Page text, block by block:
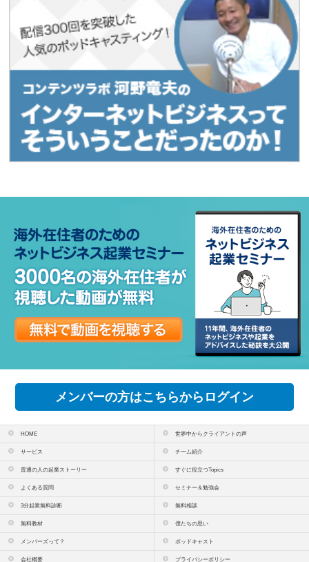
メンバーの方はこちらからログイン
HOME 世界中からクライアントの声
サービス チーム紹介
普通の人の起業ストーリー すぐに役立つTopics
よくある質問 セミナー＆勉強会
3分起業無料診断 無料相談
無料教材 僕たちの思い
メンバーズって？ ポッドキャスト
会社概要 プライバシーポリシー